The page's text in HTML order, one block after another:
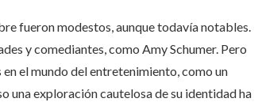
fueron modestos, aunque todavía notables.
y comediantes, como Amy Schumer. Pero
el mundo del entretenimiento, como un
una exploración cautelosa de su identidad ha